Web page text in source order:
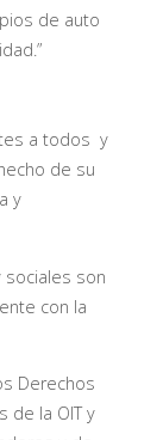
de auto
a todos y
de su
y
sociales son
con la
Derechos
de la OIT y